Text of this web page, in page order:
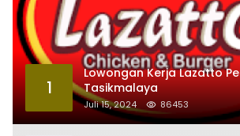
1
Lowongan Kerja Lazatto
Tasikmalaya
Juli 15, 2024 86453